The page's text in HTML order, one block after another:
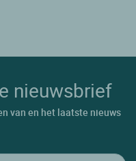
nieuwsbrief
van en het laatste nieuws